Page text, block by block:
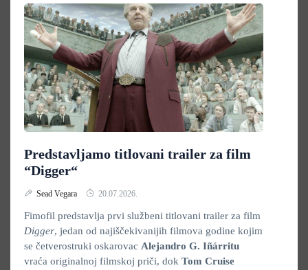
Predstavljamo titlovani trailer za film
“Digger“
Sead Vegara 20.07.2026.
Fimofil predstavlja prvi službeni titlovani trailer za film
Digger, jedan od najiščekivanijih filmova godine kojim
se četverostruki oskarovac Alejandro G. Iñárritu
vraća originalnoj filmskoj priči, dok Tom Cruise